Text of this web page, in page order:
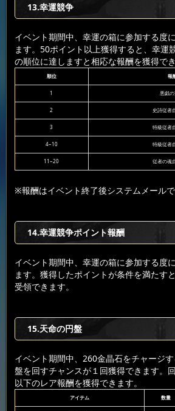
13.幸運競争
イベント期間中、幸運の箱に参加する度
ます。50ポイント以上獲得すると、幸運
の順位に達しますと相応な報酬を獲得でき
順位 報
1 悪戯
2 史詩従者
3 特級従者
4~10 特級従者
11~20 従者の魂
※報酬はイベント終了後システムメールで
14.幸運競争ポイント報酬
イベント期間中、幸運の箱に参加する度
ます。獲得したポイントが条件を満たす
受領できます。
15.天命の円盤
イベント期間中、260金晶石をチャージ
盤を回すチャンスが１回獲得できます。
以下のレア報酬を獲得できます。
アイテム 数量